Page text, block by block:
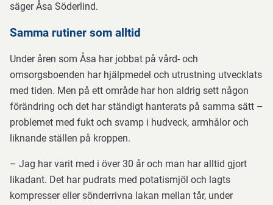
säger Åsa Söderlind.
Samma rutiner som alltid
Under åren som Åsa har jobbat på vård- och
omsorgsboenden har hjälpmedel och utrustning utvecklats
med tiden. Men på ett område har hon aldrig sett någon
förändring och det har ständigt hanterats på samma sätt –
problemet med fukt och svamp i hudveck, armhålor och
liknande ställen på kroppen.
– Jag har varit med i över 30 år och man har alltid gjort
likadant. Det har pudrats med potatismjöl och lagts
kompresser eller sönderrivna lakan mellan tår, under